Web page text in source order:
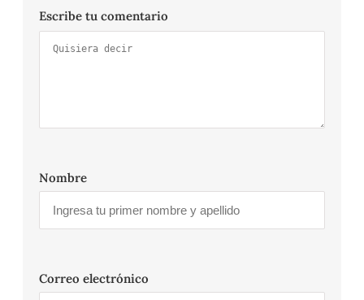
Escribe tu comentario
Nombre
Correo electrónico